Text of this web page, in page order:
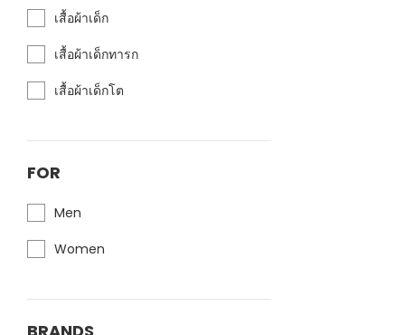
เสื้อผ้าเด็ก
เสื้อผ้าเด็กทารก
เสื้อผ้าเด็กโต
FOR
Men
Women